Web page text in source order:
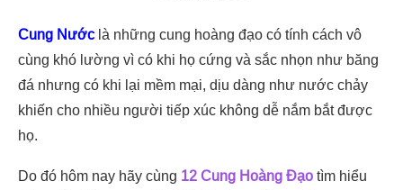
Cung Nướclà những cung hoàng đạo có tính cách vô
cùng khó lường vì có khi họ cứng và sắc nhọn như băng
đá nhưng có khi lại mềm mại, dịu dàng như nước chảy
khiến cho nhiều người tiếp xúc không dễ nắm bắt được
họ.
Do đó hôm nay hãy cùng 12 Cung Hoàng Đạo tìm hiểu